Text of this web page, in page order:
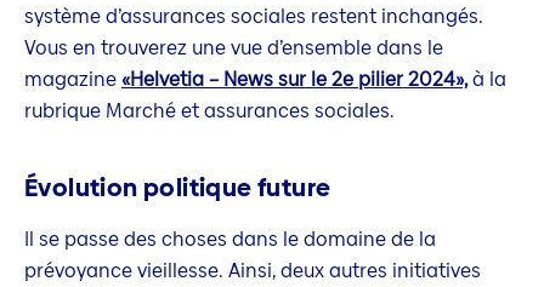
système d’assurances sociales restent inchangés.
Vous en trouverez une vue d’ensemble dans le
magazine«Helvetia – News sur le 2e pilier 2024»,à la
rubrique Marché et assurances sociales.
Évolution politique future
Il se passe des choses dans le domaine de la
prévoyance vieillesse. Ainsi, deux autres initiatives